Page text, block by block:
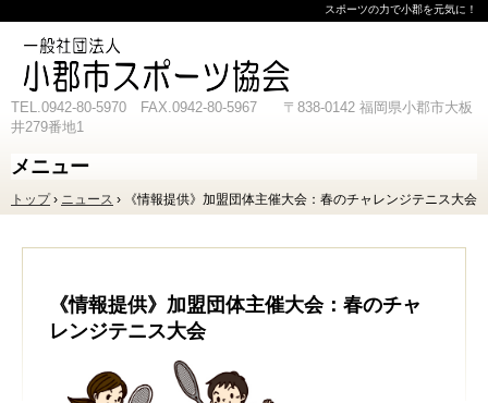
スポーツの力で小郡を元気に！
TEL.0942-80-5970 FAX.0942-80-5967 〒838-0142 福岡県小郡市大板
井279番地1
メニュー
ントップ › ニュース › 《情報提供》加盟団体主催大会：春のチャレンジテニス大会
《情報提供》加盟団体主催大会：春のチャ
レンジテニス大会